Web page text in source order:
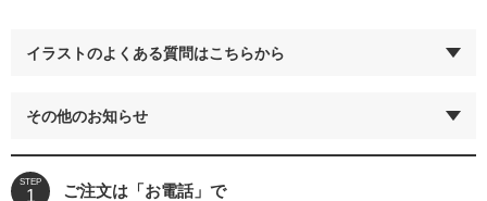
イラストのよくある質問はこちらから
その他のお知らせ
STEP ご注文は「お電話」で